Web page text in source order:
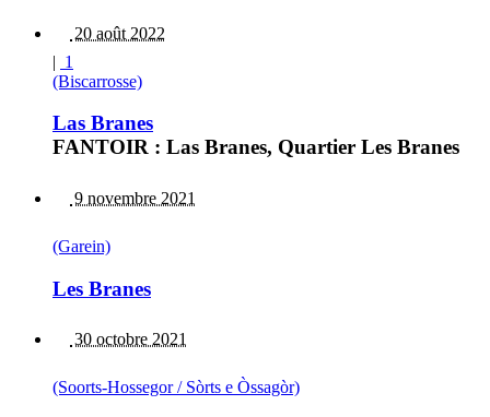
20 août 2022
| 1
(Biscarrosse)
Las Branes
FANTOIR : Las Branes, Quartier Les Branes
9 novembre 2021
(Garein)
Les Branes
30 octobre 2021
(Soorts-Hossegor / Sòrts e Òssagòr)